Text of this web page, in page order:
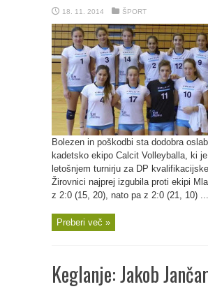
18. 11. 2014 ŠPORT
Bolezen in poškodbi sta dodobra
kadetsko ekipo Calcit Volleyballa, ki
letošnjem turnirju za DP
Žirovnici najprej izgubila proti ekipi
z 2:0 (15, 20), nato pa z 2:0 (21, 10) ...
Preberi več »
Keglanje: Jakob